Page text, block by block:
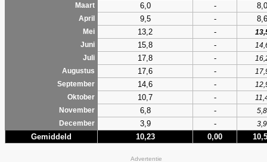
Maart 6,0 - 8,0
April 9,5 - 8,6
Mei 13,2 -
Juni
15,8 -
Juli
17,8 -
Augustus
17,6 -
September
14,6 -
Oktober
10,7 -
November
6,8 -
5,8
December
3,9 - 3,9
Gemiddeld 10,23 0,00
Advertentie